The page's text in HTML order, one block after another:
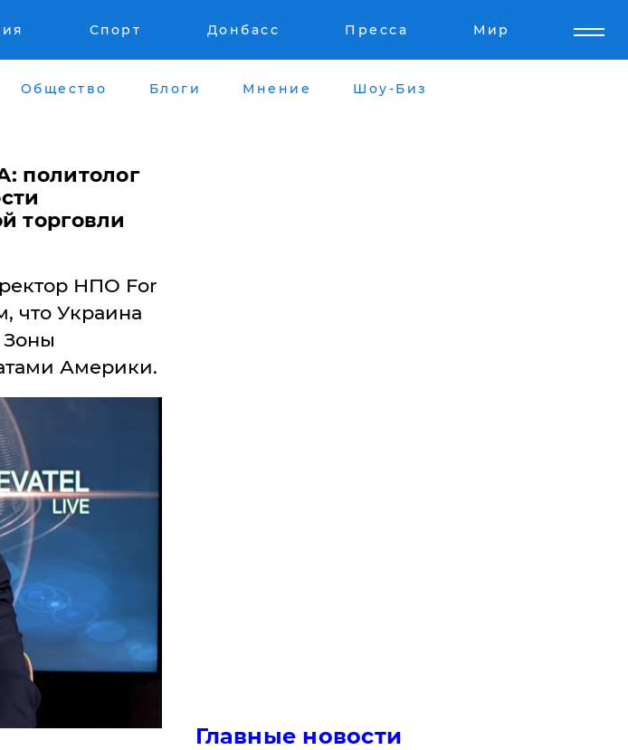
Спорт Донбасс Пресса Мир
Общество Блоги Мнение Шоу-Биз
политолог
торговли
НПО For
что Украина
Америки.
Главные новости